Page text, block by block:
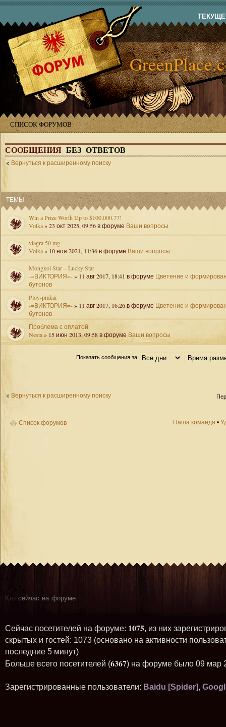
СПИСОК ФОРУМОВ
СООБЩЕНИЯ БЕЗ ОТВЕТОВ
Вернуться к расширенному поиску
ТЕМЫ
Win a Prize Worth Up to $100,000.77!
Volka» 23 окт 2025, 09:56 в форуме Ваши вопросы
viagra 50 mg
Volka» 10 ноя 2021, 11:36 в форуме Ваши вопросы
Mongkol Star – Lucky Star
-=ВИКТОРИЯ=-» 11 авг 2017, 18:41 в форуме Цветение и
бутонов
Ploy-prakai
-=ВИКТОРИЯ=-» 11 авг 2017, 16:26 в форуме Цветение и
бутонов
Проблема с оплатой
Nesta» 15 июн 2013, 09:58 в форуме Ваши вопросы
Показать сообщения за
Вернуться к расширенному поиску
Список форумов Наша команда •
Кто сейчас на форуме
Сейчас посетителей на форуме: 1075, из них
скрытых и гостей: 1073 (основано на активности
последние 5 минут)
Больше всего посетителей (6367) на форуме было 09 мар
Зарегистрированные пользователи: Baidu [Spider],